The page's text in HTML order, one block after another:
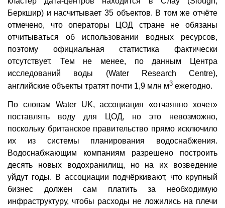
Беркшир) и насчитывает 35 объектов. В том же отчёте
отмечено, что операторы ЦОД стране не обязаны
отчитываться об использовании водных ресурсов,
поэтому официальная статистика фактически
отсутствует. Тем не менее, по данным Центра
исследований воды (Water Research Centre),
английские объекты тратят почти 1,9 млн м3 ежегодно.
По словам Water UK, ассоциация «отчаянно хочет»
поставлять воду для ЦОД, но это невозможно,
поскольку британское правительство прямо исключило
их из системы планирования водоснабжения.
Водоснабжающим компаниям разрешено построить
десять новых водохранилищ, но на их возведение
уйдут годы. В ассоциации подчёркивают, что крупный
бизнес должен сам платить за необходимую
инфраструктуру, чтобы расходы не ложились на плечи